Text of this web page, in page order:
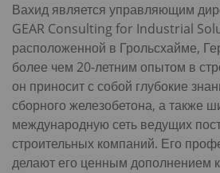
Вахид является управляющим
GEAR Consulting for Industrial
расположенной в Грольсхайме,
более чем 20-летним опытом в
он приносит с собой глубокие
сборного железобетона, а также
международную сеть ведущих
строительных компаний. Его
делают его ценным дополнением